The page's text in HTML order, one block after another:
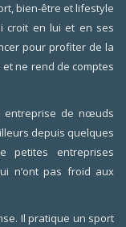
bien-être et lifestyle
croit en lui et en ses
pour profiter de la
et ne rend de comptes
entreprise de nœuds
depuis quelques
petites entreprises
n’ont pas froid aux
Il pratique un sport